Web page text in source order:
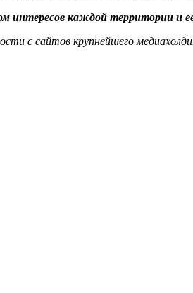
каждой территории и
с сайтов крупнейшего